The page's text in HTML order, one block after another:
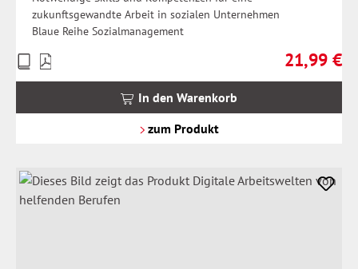
zukunftsgewandte Arbeit in sozialen Unternehmen
Blaue Reihe Sozialmanagement
Regulärer
21,99 €
Preise
inkl.
In den Warenkorb
zum Produkt